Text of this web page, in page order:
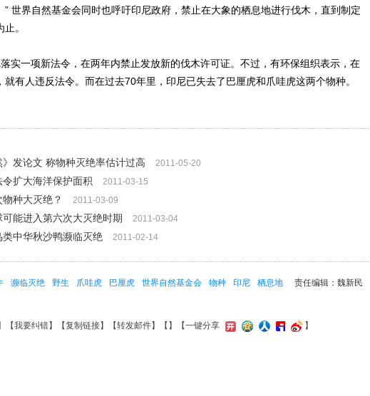
” 世界自然基金会同时也呼吁印尼政府，禁止在大象的栖息地进行伐木，直到制定
。
一项新法令，在两年内禁止发放新的伐木许可证。不过，有环保组织表示，在
就有人违反法令。而在过去70年里，印尼已失去了巴厘虎和爪哇虎这两个物种。
发论文 称物种灭绝率估计过高
2011-05-20
扩大海洋保护面积 2011-03-15
种大灭绝？ 2011-03-09
能进入第六次大灭绝时期 2011-03-04
中华秋沙鸭濒临灭绝 2011-02-14
责任编辑：魏新民
濒临灭绝 野生 爪哇虎 巴厘虎 世界自然基金会 物种 印尼
栖息地
【我要纠错】【复制链接】【转发邮件】【 】 【一键分享 】